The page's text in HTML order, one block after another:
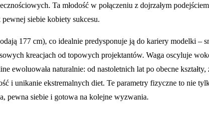
Ta młodość w połączeniu z dojrzałym
siebie kobiety sukcesu.
177 cm), co idealnie predysponuje ją do kariery modelki
kreacjach od topowych projektantów. Waga oscyluje
ewoluowała naturalnie: od nastoletnich lat po obecne
i unikanie ekstremalnych diet. Te parametry fizyczne to nie
pewna siebie i gotowa na kolejne wyzwania.